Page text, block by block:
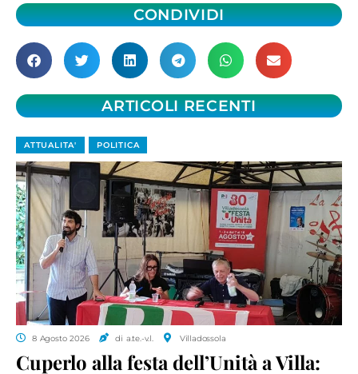
CONDIVIDI
ARTICOLI RECENTI
ATTUALITA' POLITICA
8 Agosto 2026 di a.te.-v.l. Villadossola
Cuperlo alla festa dell’Unità a Villa: